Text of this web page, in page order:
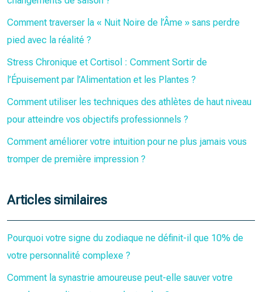
Comment traverser la « Nuit Noire de l’Âme » sans perdre
pied avec la réalité ?
Stress Chronique et Cortisol : Comment Sortir de
l’Épuisement par l’Alimentation et les Plantes ?
Comment utiliser les techniques des athlètes de haut niveau
pour atteindre vos objectifs professionnels ?
Comment améliorer votre intuition pour ne plus jamais vous
tromper de première impression ?
Articles similaires
Pourquoi votre signe du zodiaque ne définit-il que 10% de
votre personnalité complexe ?
Comment la synastrie amoureuse peut-elle sauver votre